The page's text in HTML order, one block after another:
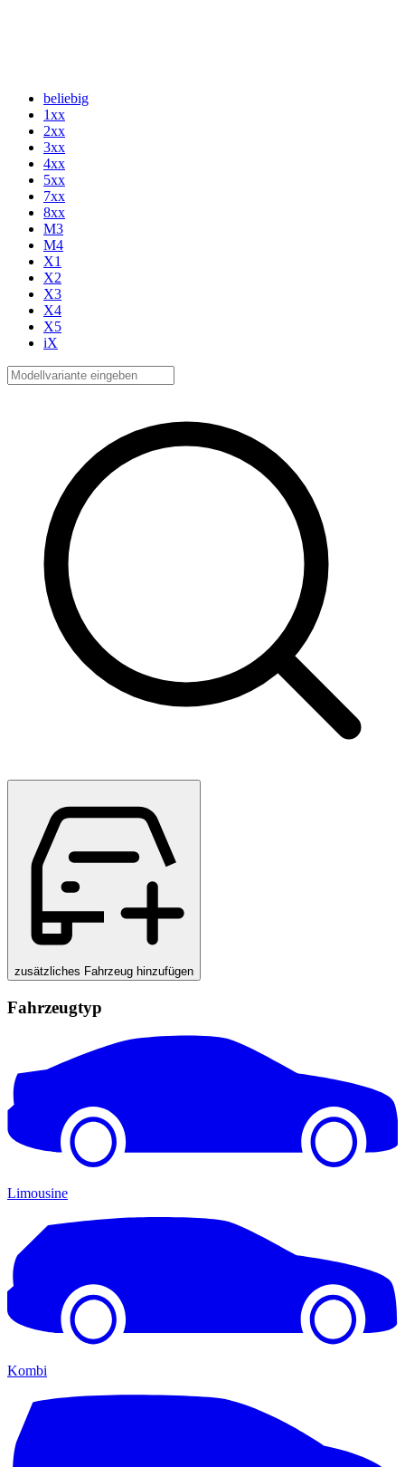
beliebig
1xx
2xx
3xx
4xx
5xx
7xx
8xx
M3
M4
X1
X2
X3
X4
X5
iX
zusätzliches Fahrzeug hinzufügen
Fahrzeugtyp
Limousine
Kombi